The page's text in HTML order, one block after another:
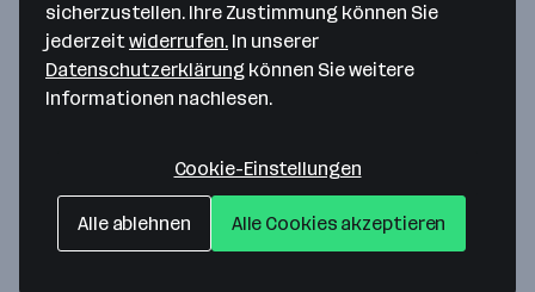
Bitte stimme unseren Cookie-
Richtlinien zu, um diese Karte
anzuzeigen.
sicherzustellen. Ihre Zustimmung können Sie
jederzeitwiderrufen. In unserer
Datenschutzerklärung können Sie weitere
Informationen nachlesen.
Cookie-Einstellungen
Alle ablehnen Alle Cookies akzeptieren